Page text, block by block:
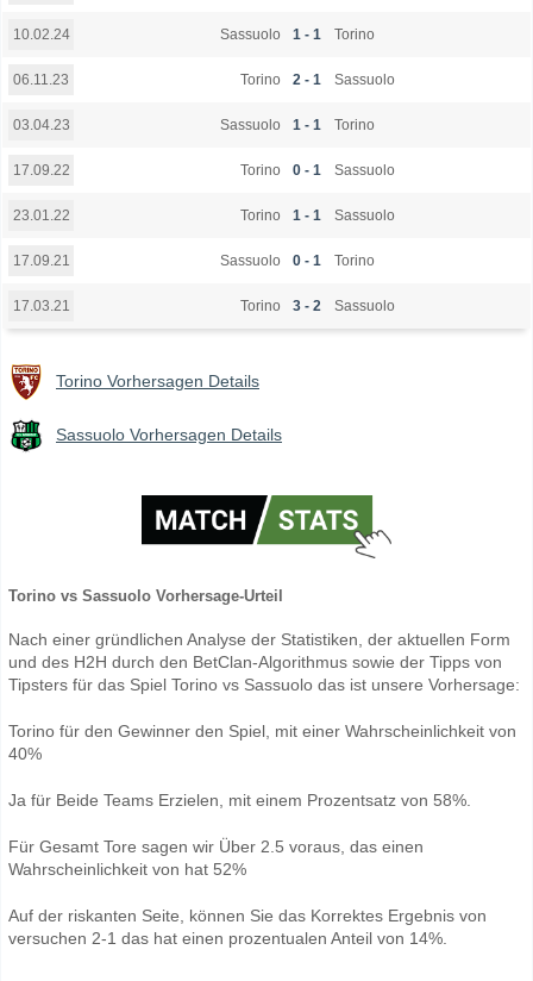
10.02.24 Sassuolo 1 - 1 Torino
06.11.23 Torino 2 - 1 Sassuolo
03.04.23 Sassuolo 1 - 1 Torino
17.09.22 Torino 0 - 1 Sassuolo
23.01.22 Torino 1 - 1 Sassuolo
17.09.21 Sassuolo 0 - 1 Torino
17.03.21 Torino 3 - 2 Sassuolo
Torino Vorhersagen Details
Sassuolo Vorhersagen Details
Torino vs Sassuolo Vorhersage-Urteil
Nach einer gründlichen Analyse der Statistiken, der aktuellen Form
und des H2H durch den BetClan-Algorithmus sowie der Tipps von
Tipsters für das Spiel Torino vs Sassuolo das ist unsere Vorhersage:
Torino für den Gewinner den Spiel, mit einer Wahrscheinlichkeit von
40%
Ja für Beide Teams Erzielen, mit einem Prozentsatz von 58%.
Für Gesamt Tore sagen wir Über 2.5 voraus, das einen
Wahrscheinlichkeit von hat 52%
Auf der riskanten Seite, können Sie das Korrektes Ergebnis von
versuchen 2-1 das hat einen prozentualen Anteil von 14%.